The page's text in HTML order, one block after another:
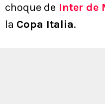
choque de Inter de
la Copa Italia.